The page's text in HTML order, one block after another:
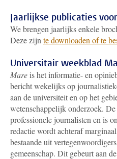
Jaarlijkse publicaties
We brengen jaarlijks enkele
Deze zijn te downloaden of te
Universitair weekblad
Mareis het informatie- en
bericht wekelijks op
aan de universiteit en op het
wetenschappelijk onderzoek. De
professionele journalisten en is
redactie wordt achteraf
bestaande uit
gemeenschap. Dit gebeurt aan